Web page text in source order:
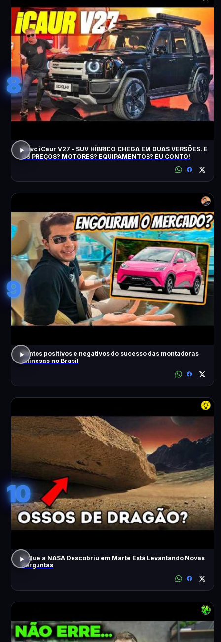
8
Novo iCaur V27 - SUV HÍBRIDO CHEGA EM DUAS VERSÕES. E
OS PREÇOS? MOTORES? EQUIPAMENTOS? EU CONTO!
9
Pontos positivos e negativos do sucesso das montadoras
chinesas no Brasil
10
O Que a NASA Descobriu em Marte Está Levantando Novas
Perguntas